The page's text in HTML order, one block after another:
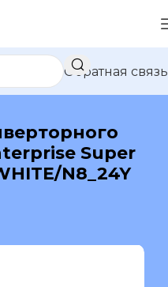
Обратная связь
Super
N8_24Y